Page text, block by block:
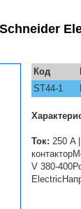
Код
ST44-1
Ток: 250 A |
V 380-